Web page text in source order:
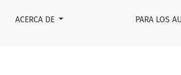
ACERCA DE PARA LOS